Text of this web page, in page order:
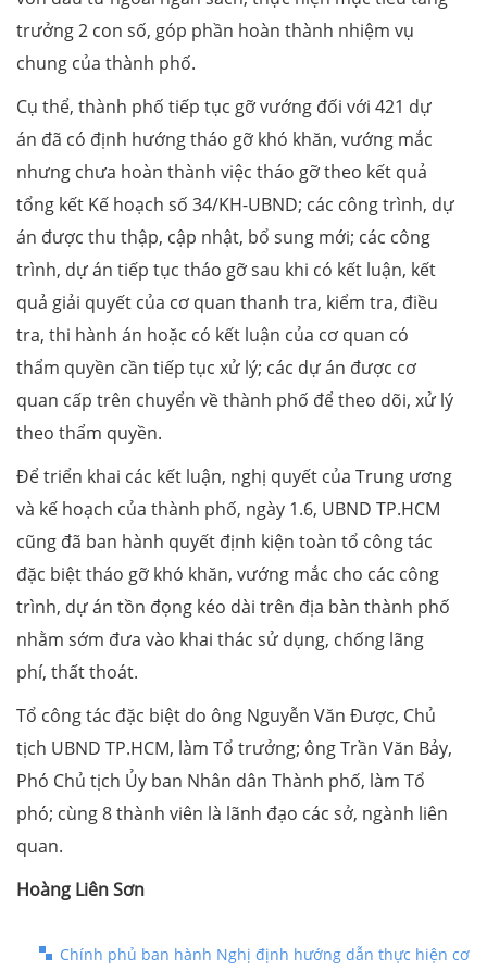
trưởng 2 con số, góp phần hoàn thành nhiệm vụ
chung của thành phố.
Cụ thể, thành phố tiếp tục gỡ vướng đối với 421 dự
án đã có định hướng tháo gỡ khó khăn, vướng mắc
nhưng chưa hoàn thành việc tháo gỡ theo kết quả
tổng kết Kế hoạch số 34/KH-UBND; các công trình, dự
án được thu thập, cập nhật, bổ sung mới; các công
trình, dự án tiếp tục tháo gỡ sau khi có kết luận, kết
quả giải quyết của cơ quan thanh tra, kiểm tra, điều
tra, thi hành án hoặc có kết luận của cơ quan có
thẩm quyền cần tiếp tục xử lý; các dự án được cơ
quan cấp trên chuyển về thành phố để theo dõi, xử lý
theo thẩm quyền.
Để triển khai các kết luận, nghị quyết của Trung ương
và kế hoạch của thành phố, ngày 1.6, UBND TP.HCM
cũng đã ban hành quyết định kiện toàn tổ công tác
đặc biệt tháo gỡ khó khăn, vướng mắc cho các công
trình, dự án tồn đọng kéo dài trên địa bàn thành phố
nhằm sớm đưa vào khai thác sử dụng, chống lãng
phí, thất thoát.
Tổ công tác đặc biệt do ông Nguyễn Văn Được, Chủ
tịch UBND TP.HCM, làm Tổ trưởng; ông Trần Văn Bảy,
Phó Chủ tịch Ủy ban Nhân dân Thành phố, làm Tổ
phó; cùng 8 thành viên là lãnh đạo các sở, ngành liên
quan.
Hoàng Liên Sơn
Chính phủ ban hành Nghị định hướng dẫn thực hiện cơ